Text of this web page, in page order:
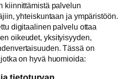
kiinnittämistä palvelun
yhteiskuntaan ja ympäristöön.
digitaalinen palvelu ottaa
oikeudet, yksityisyyden,
Tässä on
on hyvä huomioida: